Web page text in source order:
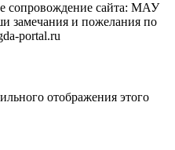
сопровождение сайта: МАУ
замечания и пожелания по
portal.ru
отображения этого